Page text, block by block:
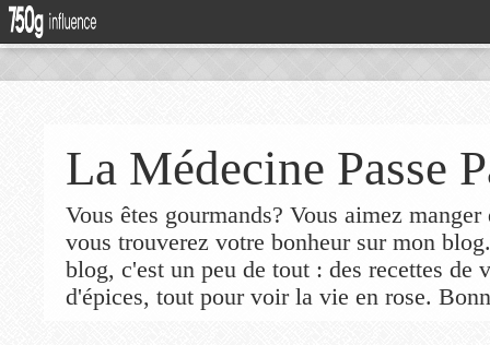
La Médecine Passe
Vous êtes gourmands? Vous aimez
vous trouverez votre bonheur sur mon
blog, c'est un peu de tout : des recettes de
d'épices, tout pour voir la vie en rose.